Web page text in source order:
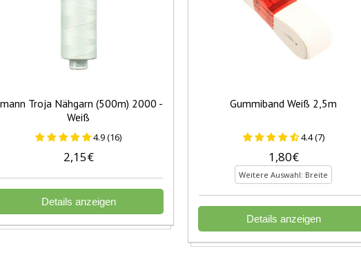
Troja Nähgarn (500m) 2000 -
Weiß
4.9 (16)
2,15€
Details anzeigen
Gummiband Weiß 2,5m
4.4 (7)
1,80€
Weitere Auswahl: Breite
Details anzeigen